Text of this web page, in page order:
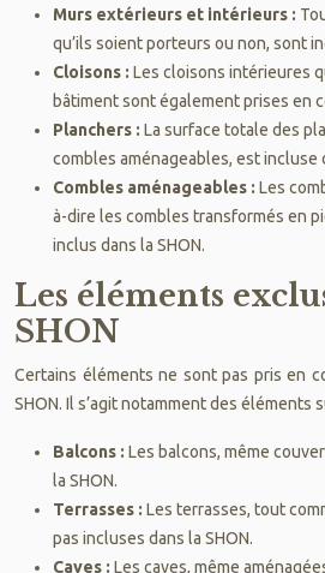
Murs extérieurs et intérieurs :
qu’ils soient porteurs ou non, sont
Cloisons : Les cloisons intérieures
bâtiment sont également prises en
Planchers : La surface totale des
combles aménageables, est incluse
Combles aménageables : Les
à-dire les combles transformés en
inclus dans la SHON.
Les éléments
SHON
Certains éléments ne sont pas pris en
SHON. Il s’agit notamment des éléments
Balcons : Les balcons, même
la SHON.
Terrasses : Les terrasses, tout
pas incluses dans la SHON.
Caves : Les caves, même